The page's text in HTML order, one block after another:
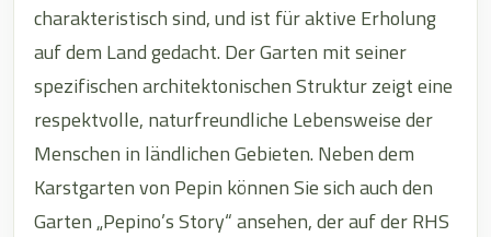
charakteristisch sind, und ist für aktive Erholung
auf dem Land gedacht. Der Garten mit seiner
spezifischen architektonischen Struktur zeigt eine
respektvolle, naturfreundliche Lebensweise der
Menschen in ländlichen Gebieten. Neben dem
Karstgarten von Pepin können Sie sich auch den
Garten „Pepino’s Story“ ansehen, der auf der RHS